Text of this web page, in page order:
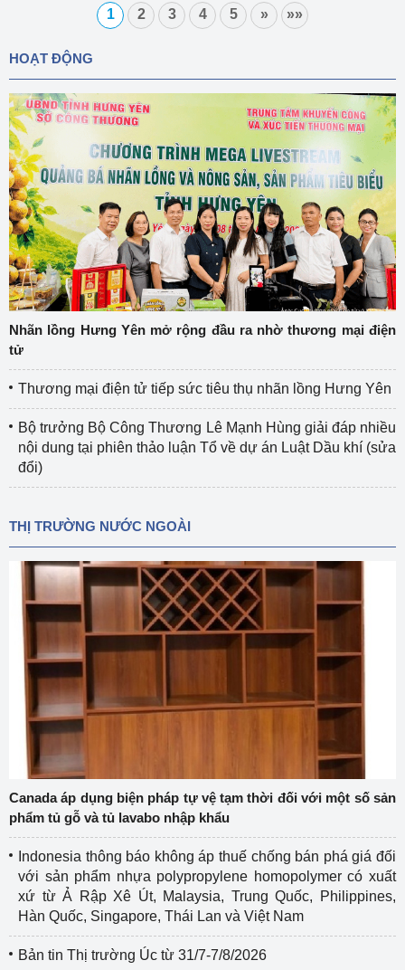
1 2 3 4 5 » »»
HOẠT ĐỘNG
Nhãn lồng Hưng Yên mở rộng đầu ra nhờ thương mại điện
tử
Thương mại điện tử tiếp sức tiêu thụ nhãn lồng Hưng Yên
Bộ trưởng Bộ Công Thương Lê Mạnh Hùng giải đáp nhiều
nội dung tại phiên thảo luận Tổ về dự án Luật Dầu khí (sửa
đổi)
THỊ TRƯỜNG NƯỚC NGOÀI
Canada áp dụng biện pháp tự vệ tạm thời đối với một số sản
phẩm tủ gỗ và tủ lavabo nhập khẩu
Indonesia thông báo không áp thuế chống bán phá giá đối
với sản phẩm nhựa polypropylene homopolymer có xuất
xứ từ Ả Rập Xê Út, Malaysia, Trung Quốc, Philippines,
Hàn Quốc, Singapore, Thái Lan và Việt Nam
Bản tin Thị trường Úc từ 31/7-7/8/2026